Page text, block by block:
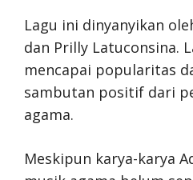
Lagu ini dinyanyikan
dan Prilly Latuconsina.
mencapai popularitas
sambutan positif dari
agama.
Meskipun karya-karya